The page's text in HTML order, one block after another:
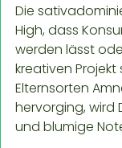
Die
High, dass
werden lässt
kreativen
Elternsorten
hervorging, wird
und blumige